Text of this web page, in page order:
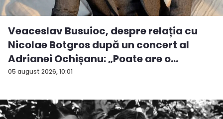
05 august 2026, 10:01
Veaceslav Busuioc, despre relația cu
Nicolae Botgros după un concert al
Adrianei Ochișanu: „Poate are o
supăra...